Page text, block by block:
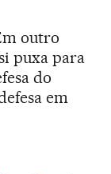
outro
puxa para
do
em